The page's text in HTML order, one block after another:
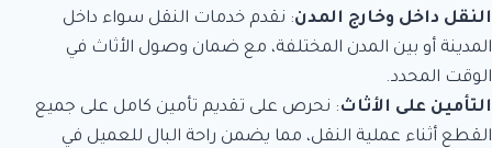
النقل داخل وخارج المدن: نقدم خدمات النقل سواء داخل
المدينة أو بين المدن المختلفة، مع ضمان وصول الأثاث في
الوقت المحدد.
التأمين على الأثاث: نحرص على تقديم تأمين كامل على جميع
القطع أثناء عملية النقل، مما يضمن راحة البال للعميل في